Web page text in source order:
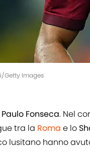
Getty Images
Paulo Fonseca. Nel
tra la Roma e lo
lusitano hanno